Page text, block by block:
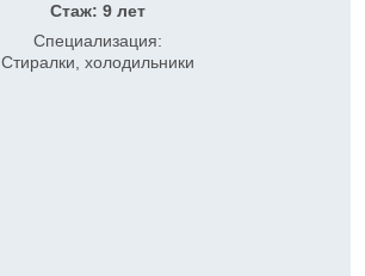
Стаж: 9 лет
Специализация:
Стиралки, холодильники